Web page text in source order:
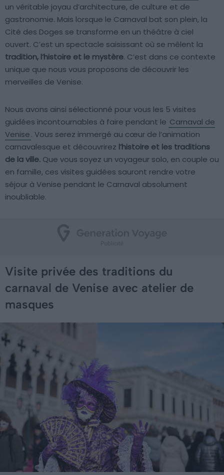
un véritable joyau d’architecture, de culture et de
gastronomie. Mais lorsque le Carnaval bat son plein, la
Cité des Doges se transforme en un théâtre à ciel
ouvert. C’est un spectacle saisissant où se mêlent la
tradition, l’histoire et le mystère. C’est dans ce contexte
unique que nous vous proposons de découvrir les
merveilles de Venise.
Nous avons ainsi sélectionné pour vous les 5 visites
guidées incontournables à faire pendant le Carnaval de
Venise. Vous serez immergé au cœur de l’animation
carnavalesque et découvrirez l’histoire et les traditions
de la ville. Que vous soyez un voyageur solo, en couple ou
en famille, ces visites guidées sauront rendre votre
séjour à Venise pendant le Carnaval absolument
inoubliable.
Visite privée des traditions du
carnaval de Venise avec atelier de
masques